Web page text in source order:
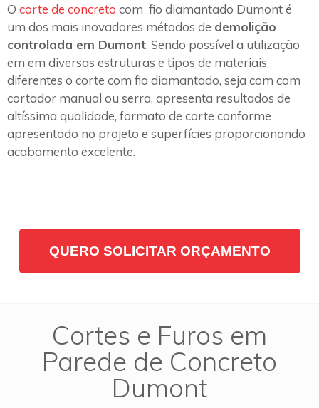
O corte de concreto com fio diamantado Dumont é
um dos mais inovadores métodos de demolição
controlada em Dumont. Sendo possível a utilização
em em diversas estruturas e tipos de materiais
diferentes o corte com fio diamantado, seja com com
cortador manual ou serra, apresenta resultados de
altíssima qualidade, formato de corte conforme
apresentado no projeto e superfícies proporcionando
acabamento excelente.
QUERO SOLICITAR ORÇAMENTO
Cortes e Furos em
Parede de Concreto
Dumont